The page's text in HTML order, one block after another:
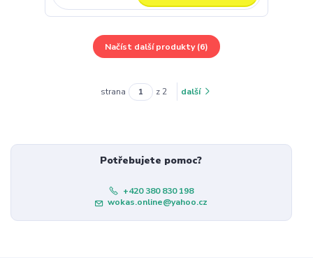
Načíst další produkty (6)
strana z 2 další
Potřebujete pomoc?
+420 380 830 198
wokas.online@yahoo.cz